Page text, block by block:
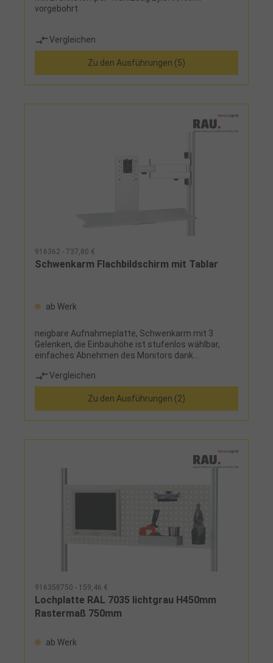
vorgebohrt
Vergleichen
Zu den Ausführungen (5)
916362 - 737,80 €
Schwenkarm Flachbildschirm mit Tablar
ab Werk
neigbare Aufnahmeplatte, Schwenkarm mit 3
Gelenken, die Einbauhöhe ist stufenlos wählbar,
einfaches Abnehmen des Monitors dank
Vergleichen
Zu den Ausführungen (2)
916358750 - 159,46 €
Lochplatte RAL 7035 lichtgrau H450mm
Rastermaß 750mm
ab Werk